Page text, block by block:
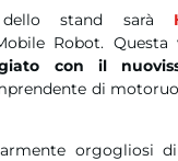
dello stand sarà
Robot. Questa
con il
di
orgogliosi